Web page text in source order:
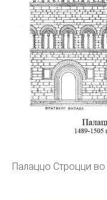
Палаццо Строцци